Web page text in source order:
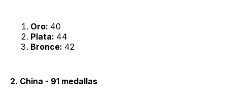
Oro: 40
Plata: 44
Bronce: 42
2. China - 91 medallas